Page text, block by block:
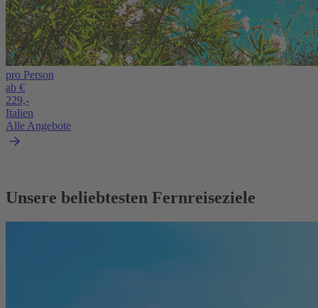
pro Person
ab €
229,-
Italien
Alle Angebote
Unsere beliebtesten Fernreiseziele